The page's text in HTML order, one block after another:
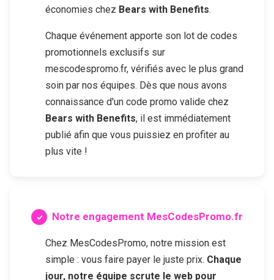
économies chez Bears with Benefits.
Chaque événement apporte son lot de codes
promotionnels exclusifs sur
mescodespromo.fr, vérifiés avec le plus grand
soin par nos équipes. Dès que nous avons
connaissance d'un code promo valide chez
Bears with Benefits, il est immédiatement
publié afin que vous puissiez en profiter au
plus vite !
Notre engagement MesCodesPromo.fr
Chez MesCodesPromo, notre mission est
simple : vous faire payer le juste prix. Chaque
jour, notre équipe scrute le web pour